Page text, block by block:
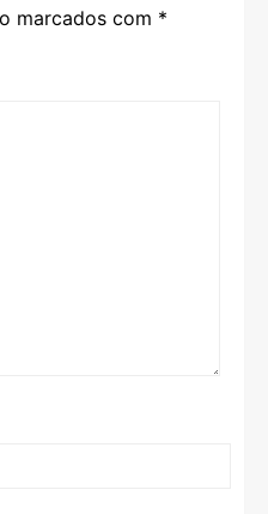
marcados com *